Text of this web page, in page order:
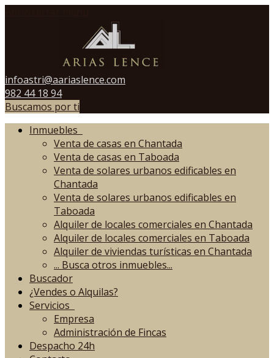
infoastri@aariaslence.com
982 44 18 94
Buscamos por ti
Inmuebles
Venta de casas en Chantada
Venta de casas en Taboada
Venta de solares urbanos edificables en
Chantada
Venta de solares urbanos edificables en
Taboada
Alquiler de locales comerciales en Chantada
Alquiler de locales comerciales en Taboada
Alquiler de viviendas turísticas en Chantada
... Busca otros inmuebles...
Buscador
¿Vendes o Alquilas?
Servicios
Empresa
Administración de Fincas
Despacho 24h